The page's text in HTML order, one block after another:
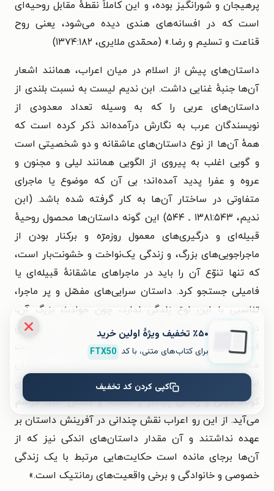
پرهیجان و شورانگیز بوده، و این کاملاً نقطهٔ مقابل روحیه‌ای
است که در افسانه‌های هندی دیده می‌شود، یعنی روح
قناعت و تسلیم و رضا.» (محمّدی ملایری، ۱۳۷۴:۱۸۲)
داستان‌های پیش از اسلام در میان اعراب، همانند اشعار
آن‌ها جنبهٔ غنایی داشت. ابن ندیم لیست به نسبت بلندی از
داستان‌های عربی را که به وسیله تعداد معدودی از
نویسندگان عرب به نگارش درآمده‌اند ذکر کرده است که
همهٔ آن‌ها از نوع داستان‌های عاشقانه و دو شخصیتی است
و گویی اغلب به پیروی از الگویی همانند لیلی و مجنون و
عروه و عفرا پدید آمده‌اند؛ بی آن که موضوع یا ماجرای
متفاوتی در ساختار آن‌ها به کار گرفته شده باشد. (ابن
ندیم، ۱۳۸۱:۵۴۳ ـ ۵۴۴) این گونه داستان‌ها محصول روحیهٔ
قبیله‌ای و درگیری‌های معمول روزمرّه و برکنار بودن از
ماجراجویی‌های بزرگ، و زندگی یک‌نواخت و خشونت‌بار است،
که تنها تنوّع آن را باید در ماجراهای عاشقانهٔ قبیله‌ای یا
فامیلی جستجو کرد. داستان سرایی‌های مفصّل و پر ماجرا،
تناسبی با این نوع زندگی ندارد، چون حوادث بزرگ آن،
دزدی‌ها و راهزنی‌های کوچک و زد و خوردها و غارت‌های
قبیله‌ای در محیط‌های مجاور است که یک رفتار یک‌نواخت
همیشگی است و ماجرایی برای نقل کردن ندارد. در دوران
اسلامی نیز دل‌مشغولی آن‌ها از طریق روایت‌ها و حکایت‌های
کوتاه دینی و زندگی پیامبر و صحابه و قصص انبیا فراهم
می‌آید. از این رو اعراب نقش چندانی در آفرینش داستان بر
عهده نداشتند و آن مقدار داستان‌های اندکی نیز که از
آن‌ها برجای مانده است حکایت‌هایی مرتبط با یک زندگی
خصوصی و خانوادگی و برخی واقعیت‌های رمانتیک است.»
٪۵۰ تخفیف ویژۀ اولین خرید
برای کتاب‌های متنی، با کد FTX50
کپی کردن کد تخفیف